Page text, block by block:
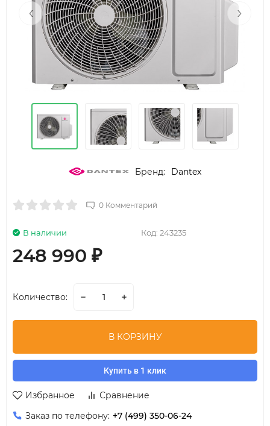
‹ ›
Бренд: Dantex
0 Комментарий
Код: 243235
В наличии
248 990 ₽
Количество:
В КОРЗИНУ
Купить в 1 клик
Избранное
Сравнение
Заказ по телефону: +7 (499) 350-06-24